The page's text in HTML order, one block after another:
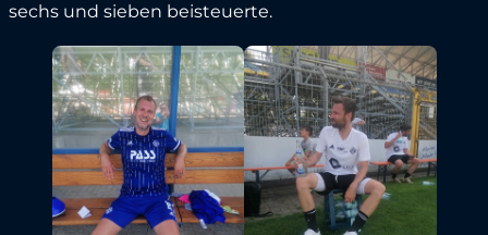
sechs und sieben beisteuerte.